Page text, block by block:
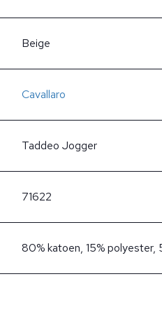
Beige
Cavallaro
Taddeo Jogger
71622
80% katoen, 15% polyester,